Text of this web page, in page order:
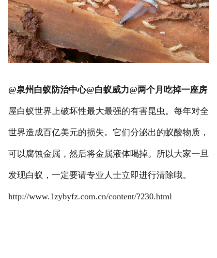
@泉州白蚁防治中心@白蚁威力@两个月吃掉一座房
屋白蚁世界上破坏性最大最强的有害昆虫。每年对全
世界造成百亿美元的损失。它们分泌出的蚁酸物质，
可以腐蚀金属，然后将金属液体喝掉。所以大家一旦
发现白蚁，一定要请专业人士立即进行清除哦。
http://www.1zybyfz.com.cn/content/?230.html